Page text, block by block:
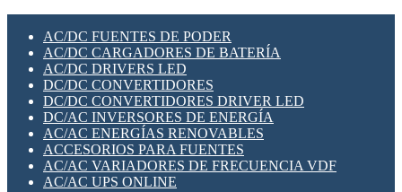
SWITCH Y MICROSWITCH
TARJETAS PI
UNIÓN Y DERIVACIÓN DE CABLE
PLACAS MODULARES IOT
SWITCHES Y REDES WIFI
SOLUCIONES IOT
SOLUCIONES LORAWAN
SOLUCIONES RED CELULAR
SEGURIDAD PARA REDES
SWITCHES LAN
TELEFONÍA IP (VOIP)
VIGILANCIA IP (CCTV)
MESHTASTIC
AC/DC FUENTES DE PODER
AC/DC CARGADORES DE BATERÍA
AC/DC DRIVERS LED
DC/DC CONVERTIDORES
DC/DC CONVERTIDORES DRIVER LED
DC/AC INVERSORES DE ENERGÍA
AC/AC ENERGÍAS RENOVABLES
ACCESORIOS PARA FUENTES
AC/AC VARIADORES DE FRECUENCIA VDF
AC/AC UPS ONLINE